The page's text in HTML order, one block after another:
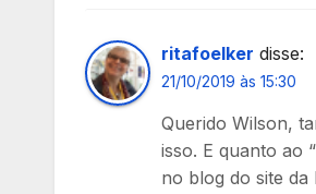
ritafoelker disse:
21/10/2019 às 15:30
Querido Wilson,
isso. E quanto ao
no blog do site da